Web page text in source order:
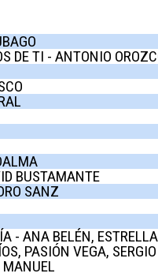
DE TI - ANTONIO
BUSTAMANTE
SANZ
- ANA BELÉN,
PASIÓN VEGA,
MANUEL